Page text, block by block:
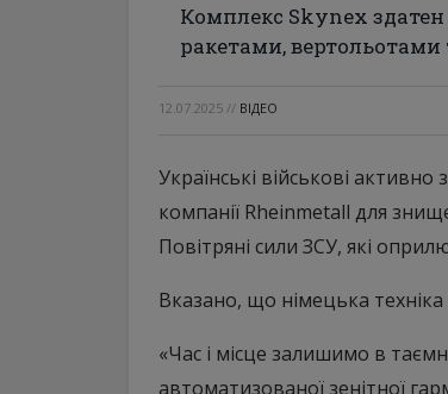
Комплекс Skynex здатен
ракетами, вертольотами
12.07.2025 // ВІДЕО
Українські військові
компанії Rheinmetall для
Повітряні сили ЗСУ, які
Вказано, що німецька техніка
«Час і місце залишимо в
автоматизованої зенітної